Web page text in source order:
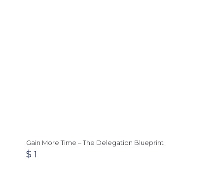
Gain More Time – The Delegation Blueprint
$ 1